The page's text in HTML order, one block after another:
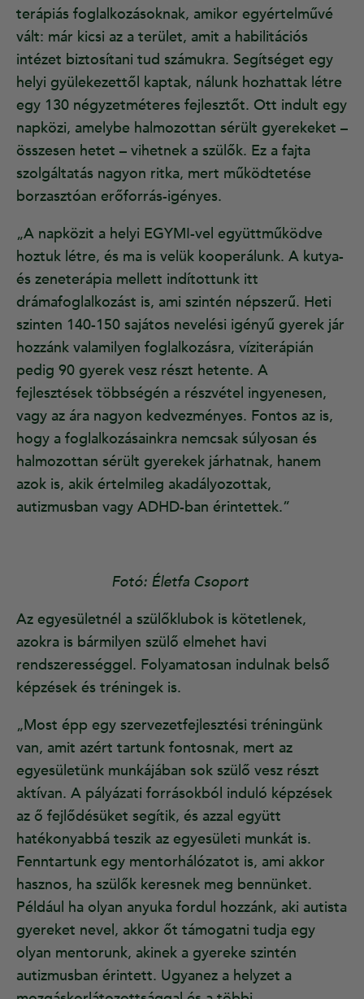
terápiás foglalkozásoknak, amikor egyértelművé
vált: már kicsi az a terület, amit a habilitációs
intézet biztosítani tud számukra. Segítséget egy
helyi gyülekezettől kaptak, nálunk hozhattak létre
egy 130 négyzetméteres fejlesztőt. Ott indult egy
napközi, amelybe halmozottan sérült gyerekeket –
összesen hetet – vihetnek a szülők. Ez a fajta
szolgáltatás nagyon ritka, mert működtetése
borzasztóan erőforrás-igényes.
„A napközit a helyi EGYMI-vel együttműködve
hoztuk létre, és ma is velük kooperálunk. A kutya-
és zeneterápia mellett indítottunk itt
drámafoglalkozást is, ami szintén népszerű. Heti
szinten 140-150 sajátos nevelési igényű gyerek jár
hozzánk valamilyen foglalkozásra, víziterápián
pedig 90 gyerek vesz részt hetente. A
fejlesztések többségén a részvétel ingyenesen,
vagy az ára nagyon kedvezményes. Fontos az is,
hogy a foglalkozásainkra nemcsak súlyosan és
halmozottan sérült gyerekek járhatnak, hanem
azok is, akik értelmileg akadályozottak,
autizmusban vagy ADHD-ban érintettek.”
Fotó: Életfa Csoport
Az egyesületnél a szülőklubok is kötetlenek,
azokra is bármilyen szülő elmehet havi
rendszerességgel. Folyamatosan indulnak belső
képzések és tréningek is.
„Most épp egy szervezetfejlesztési tréningünk
van, amit azért tartunk fontosnak, mert az
egyesületünk munkájában sok szülő vesz részt
aktívan. A pályázati forrásokból induló képzések
az ő fejlődésüket segítik, és azzal együtt
hatékonyabbá teszik az egyesületi munkát is.
Fenntartunk egy mentorhálózatot is, ami akkor
hasznos, ha szülők keresnek meg bennünket.
Például ha olyan anyuka fordul hozzánk, aki autista
gyereket nevel, akkor őt támogatni tudja egy
olyan mentorunk, akinek a gyereke szintén
autizmusban érintett. Ugyanez a helyzet a